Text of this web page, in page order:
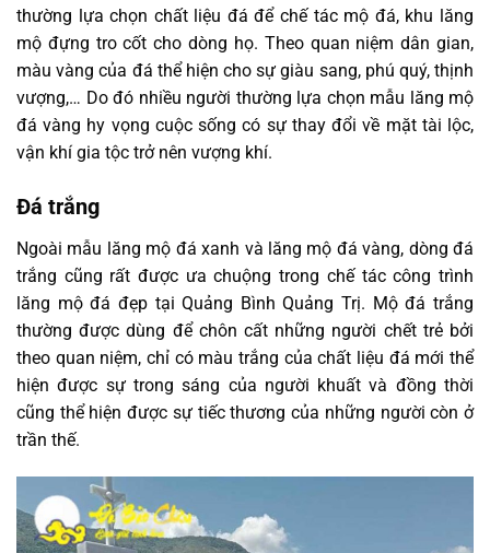
thường lựa chọn chất liệu đá để chế tác mộ đá, khu lăng
mộ đựng tro cốt cho dòng họ. Theo quan niệm dân gian,
màu vàng của đá thể hiện cho sự giàu sang, phú quý, thịnh
vượng,… Do đó nhiều người thường lựa chọn mẫu lăng mộ
đá vàng hy vọng cuộc sống có sự thay đổi về mặt tài lộc,
vận khí gia tộc trở nên vượng khí.
Đá trắng
Ngoài mẫu lăng mộ đá xanh và lăng mộ đá vàng, dòng đá
trắng cũng rất được ưa chuộng trong chế tác công trình
lăng mộ đá đẹp tại Quảng Bình Quảng Trị. Mộ đá trắng
thường được dùng để chôn cất những người chết trẻ bởi
theo quan niệm, chỉ có màu trắng của chất liệu đá mới thể
hiện được sự trong sáng của người khuất và đồng thời
cũng thể hiện được sự tiếc thương của những người còn ở
trần thế.